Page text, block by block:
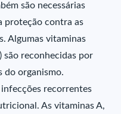
são necessárias
proteção contra as
Algumas vitaminas
são reconhecidas por
do organismo.
recorrentes
As vitaminas A,